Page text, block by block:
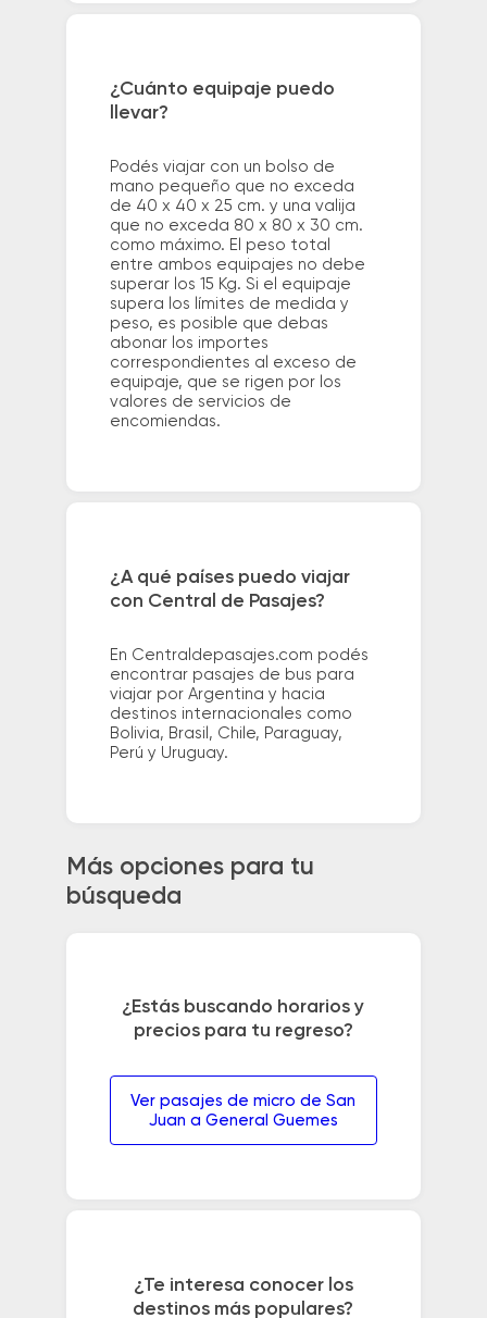
¿Cuánto equipaje puedo
llevar?
Podés viajar con un bolso de
mano pequeño que no exceda
de 40 x 40 x 25 cm. y una valija
que no exceda 80 x 80 x 30 cm.
como máximo. El peso total
entre ambos equipajes no debe
superar los 15 Kg. Si el equipaje
supera los límites de medida y
peso, es posible que debas
abonar los importes
correspondientes al exceso de
equipaje, que se rigen por los
valores de servicios de
encomiendas.
¿A qué países puedo viajar
con Central de Pasajes?
En Centraldepasajes.com podés
encontrar pasajes de bus para
viajar por Argentina y hacia
destinos internacionales como
Bolivia, Brasil, Chile, Paraguay,
Perú y Uruguay.
Más opciones para tu
búsqueda
¿Estás buscando horarios y
precios para tu regreso?
Ver pasajes de micro de San
Juan a General Guemes
¿Te interesa conocer los
destinos más populares?